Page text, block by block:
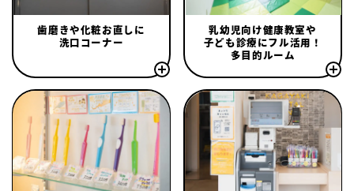
歯磨きや化粧お直しに
洗口コーナー
乳幼児向け健康教室や
子ども診療にフル活用！
多目的ルーム